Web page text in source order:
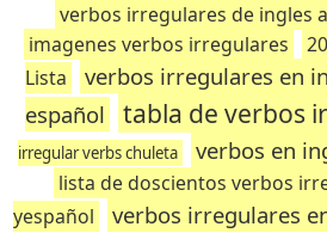
verbos irregulares de ingles
imagenes verbos irregulares
Lista
verbos irregulares en
español
tabla de verbos
irregular verbs chuleta
verbos en
lista de doscientos verbos
yespañol
verbos irregulares